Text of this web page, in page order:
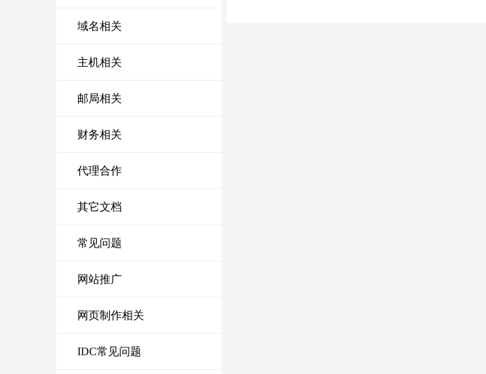
域名相关
主机相关
邮局相关
财务相关
代理合作
其它文档
常见问题
网站推广
网页制作相关
IDC常见问题